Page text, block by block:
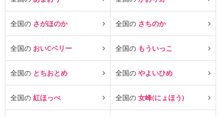
全国の さがほのか 全国の さちのか
全国の おいCベリー 全国の もういっこ
全国の とちおとめ 全国の やよいひめ
全国の 紅ほっぺ 全国の 女峰(にょほう)